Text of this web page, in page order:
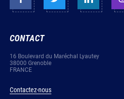
CONTACT
16 Boulevard du Maréchal Lyautey
38000 Grenoble
FRANCE
Contactez-nous